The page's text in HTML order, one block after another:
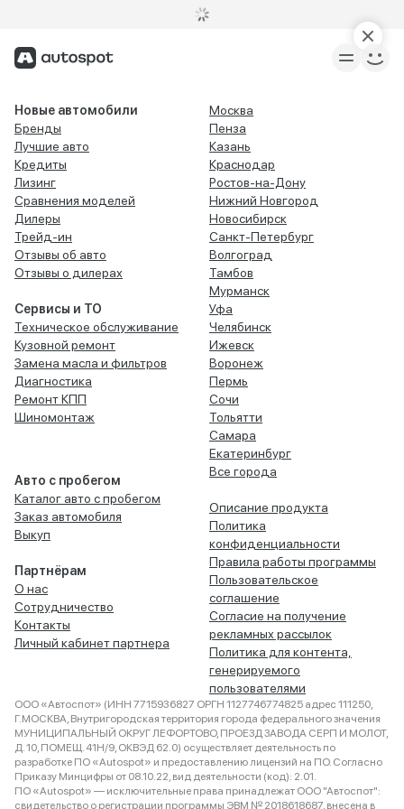
Новые автомобили
Бренды
Лучшие авто
Кредиты
Лизинг
Сравнения моделей
Дилеры
Трейд-ин
Отзывы об авто
Отзывы о дилерах
Сервисы и ТО
Техническое обслуживание
Кузовной ремонт
Замена масла и фильтров
Диагностика
Ремонт КПП
Шиномонтаж
Авто с пробегом
Каталог авто с пробегом
Заказ автомобиля
Выкуп
Партнёрам
О нас
Сотрудничество
Контакты
Личный кабинет партнера
Москва
Пенза
Казань
Краснодар
Ростов-на-Дону
Нижний Новгород
Новосибирск
Санкт-Петербург
Волгоград
Тамбов
Мурманск
Уфа
Челябинск
Ижевск
Воронеж
Пермь
Сочи
Тольятти
Самара
Екатеринбург
Все города
Описание продукта
Политика
конфиденциальности
Правила работы программы
Пользовательское
соглашение
Согласие на получение
рекламных рассылок
Политика для контента,
генерируемого
пользователями
ООО «Автоспот» (ИНН 7715936827 ОРГН 1127746774825 адрес 111250,
Г.МОСКВА, Внутригородская территория города федерального значения
МУНИЦИПАЛЬНЫЙ ОКРУГ ЛЕФОРТОВО, ПРОЕЗД ЗАВОДА СЕРП И МОЛОТ,
Д. 10, ПОМЕЩ. 41Н/9, ОКВЭД 62.0) осуществляет деятельность по
разработке ПО «Autospot» и предоставлению лицензий на ПО. Согласно
Приказу Минцифры от 08.10.22, вид деятельности (код): 2.01.
ПО «Autospot» — исключительные права принадлежат ООО "Автоспот":
свидетельство о регистрации программы ЭВМ № 2018618687, внесена в